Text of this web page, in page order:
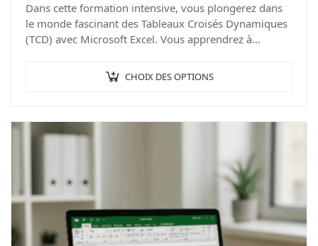
Dans cette formation intensive, vous plongerez dans
le monde fascinant des Tableaux Croisés Dynamiques
(TCD) avec Microsoft Excel. Vous apprendrez à
CHOIX DES OPTIONS